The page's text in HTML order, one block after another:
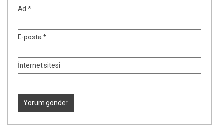
Ad *
E-posta *
İnternet sitesi